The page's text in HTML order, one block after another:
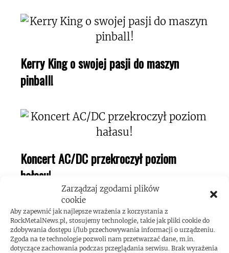
Zarządzaj zgodami plików
cookie
Aby zapewnić jak najlepsze wrażenia z korzystania z
RockMetalNews.pl, stosujemy technologie, takie jak pliki cookie do
zdobywania dostępu i/lub przechowywania informacji o urządzeniu.
Zgoda na te technologie pozwoli nam przetwarzać dane, m.in.
dotyczące zachowania podczas przeglądania serwisu. Brak wyrażenia
Kerry King o swojej pasji do maszyn
pinball!
Koncert AC/DC przekroczył poziom
hałasu!